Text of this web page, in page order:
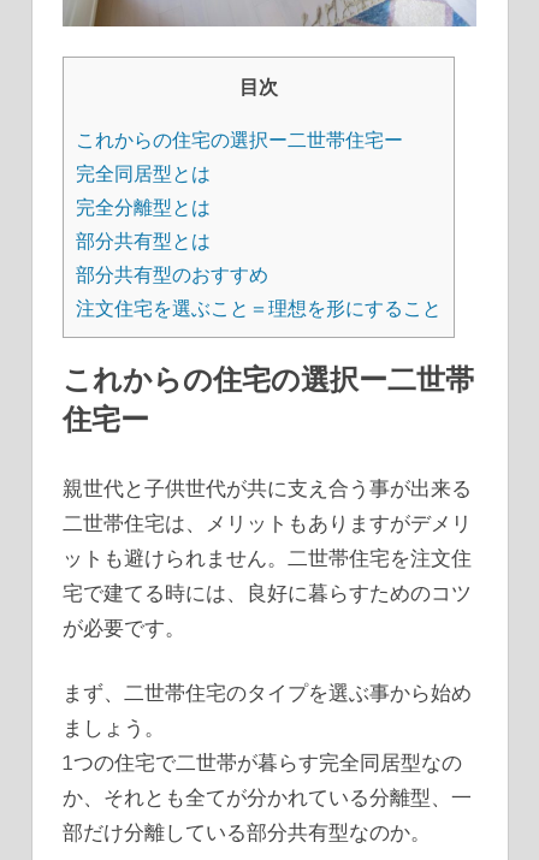
目次
これからの住宅の選択ー二世帯住宅ー
完全同居型とは
完全分離型とは
部分共有型とは
部分共有型のおすすめ
注文住宅を選ぶこと＝理想を形にすること
これからの住宅の選択ー二世帯
住宅ー
親世代と子供世代が共に支え合う事が出来る
二世帯住宅は、メリットもありますがデメリ
ットも避けられません。二世帯住宅を注文住
宅で建てる時には、良好に暮らすためのコツ
が必要です。
まず、二世帯住宅のタイプを選ぶ事から始め
ましょう。
1つの住宅で二世帯が暮らす完全同居型なの
か、それとも全てが分かれている分離型、一
部だけ分離している部分共有型なのか。